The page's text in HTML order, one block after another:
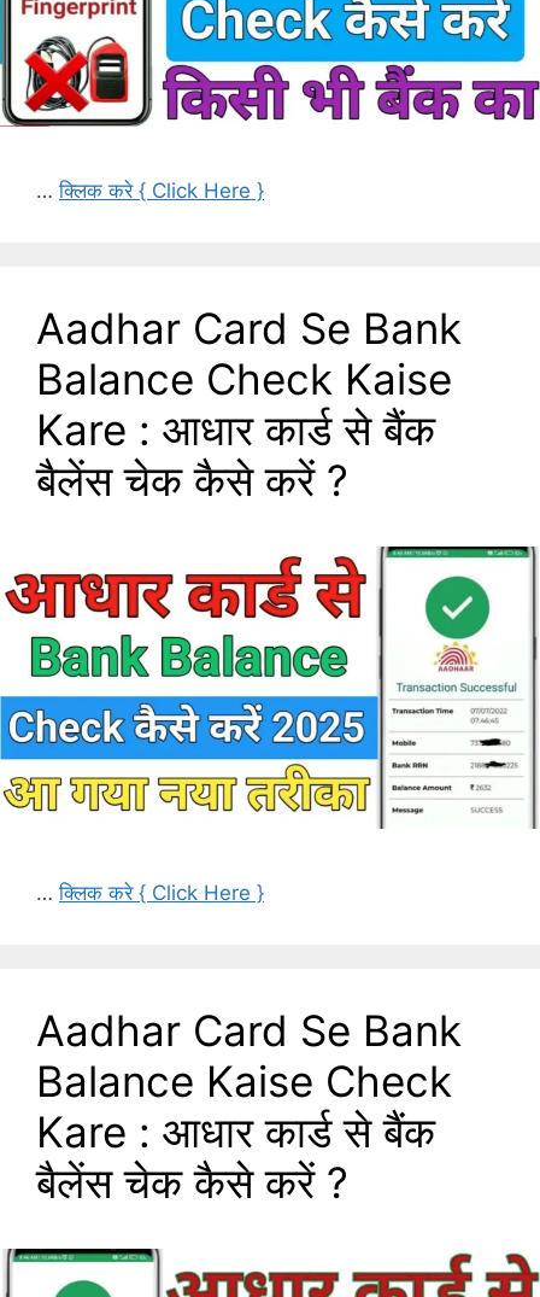
…क्लिक करे { Click Here }
Aadhar Card Se Bank
Balance Check Kaise
Kare : आधार कार्ड से बैंक
बैलेंस चेक कैसे करें ?
…क्लिक करे { Click Here }
Aadhar Card Se Bank
Balance Kaise Check
Kare : आधार कार्ड से बैंक
बैलेंस चेक कैसे करें ?